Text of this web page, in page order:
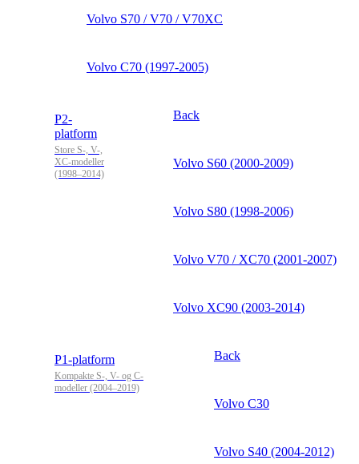
Volvo S70 / V70 / V70XC
Volvo C70 (1997-2005)
P2-
platform
Store S-, V-,
XC-modeller
(1998–2014)
Back
Volvo S60 (2000-2009)
Volvo S80 (1998-2006)
Volvo V70 / XC70 (2001-2007)
Volvo XC90 (2003-2014)
P1-platform
Kompakte S-, V- og C-
modeller (2004–2019)
Back
Volvo C30
Volvo S40 (2004-2012)